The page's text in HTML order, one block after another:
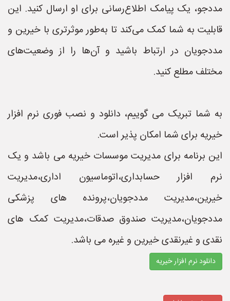
مددجو، یک پیامک اطلاع‌رسانی برای او ارسال کنید. این
قابلیت به شما کمک می‌کند تا به‌طور موثرتری با خیرین و
مددجویان در ارتباط باشید و آن‌ها را از وضعیت‌های
مختلف مطلع کنید.
به شما تبریک می گوییم، دانلود و نصب فوری نرم افزار
خیریه برای شما امکان پذیر است.
این برنامه برای مدیریت موسسات خیریه می باشد و یک
نرم افزار حسابداری،اتوماسیون اداری،مدیریت
خیرین،مدیریت مددجویان،پرونده های پزشکی
مددجویان،مدیریت صندوق صدقات،مدیریت کمک های
نقدی و غیرنقدی خیرین و غیره می باشد.
دانلود نرم افزار خیریه